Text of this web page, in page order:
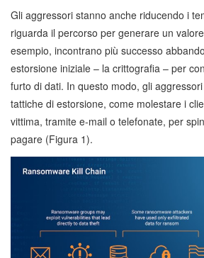
Gli aggressori stanno anche riducendo i
riguarda il percorso per generare un
esempio, incontrano più successo
estorsione iniziale – la crittografia – per
furto di dati. In questo modo, gli
tattiche di estorsione, come molestare i
vittima, tramite e-mail o telefonate, per
pagare (Figura 1).